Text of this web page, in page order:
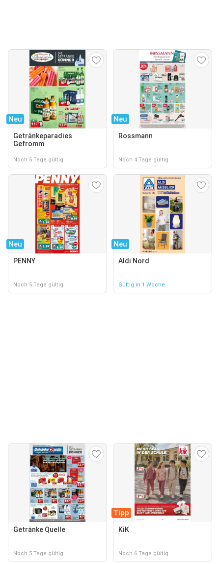
Neu
Getränkeparadies
Gefromm
Noch 5 Tage gültig
Neu
Rossmann
Noch 4 Tage gültig
Neu
PENNY
Noch 5 Tage gültig
Neu
Aldi Nord
Gültig in 1 Woche
Getränke Quelle
Noch 5 Tage gültig
Tipp
KiK
Noch 6 Tage gültig